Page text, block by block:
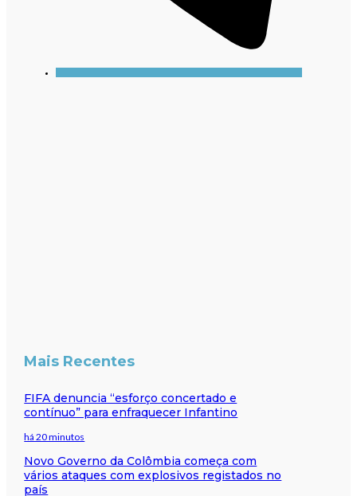
Mais Recentes
FIFA denuncia “esforço concertado e
contínuo” para enfraquecer Infantino
há 20 minutos
Novo Governo da Colômbia começa com
vários ataques com explosivos registados no
país